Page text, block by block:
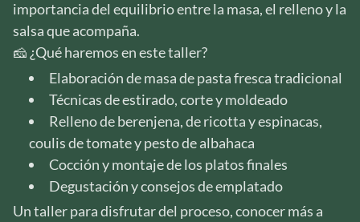
importancia del equilibrio entre la masa, el relleno y la
salsa que acompaña.
🧀 ¿Qué haremos en este taller?
Elaboración de masa de pasta fresca tradicional
Técnicas de estirado, corte y moldeado
Relleno de berenjena, de ricotta y espinacas,
coulis de tomate y pesto de albahaca
Cocción y montaje de los platos finales
Degustación y consejos de emplatado
Un taller para disfrutar del proceso, conocer más a